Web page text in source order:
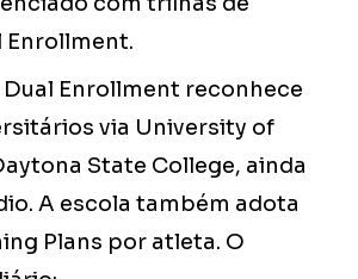
Enrollment.
Enrollment reconhece
via University of
State College, ainda
A escola também adota
Plans por atleta. O